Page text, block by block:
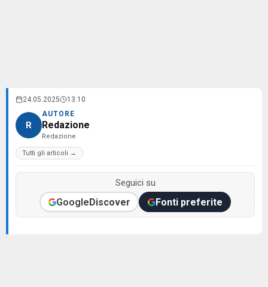
24.05.2025 13:10
R
AUTORE
Redazione
Redazione
Tutti gli articoli →
Seguici su
GoogleDiscover Fonti preferite